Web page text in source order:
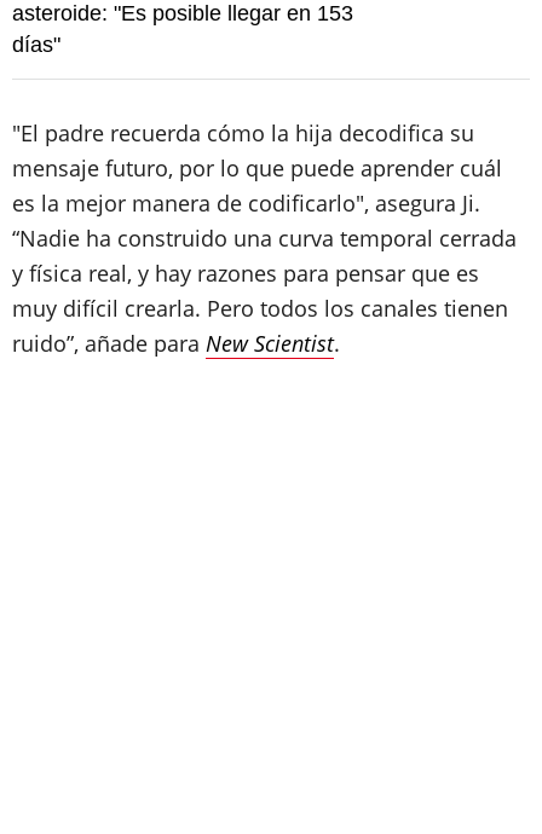
asteroide: "Es posible llegar en 153
días"
"El padre recuerda cómo la hija decodifica su
mensaje futuro, por lo que puede aprender cuál
es la mejor manera de codificarlo", asegura Ji.
“Nadie ha construido una curva temporal cerrada
y física real, y hay razones para pensar que es
muy difícil crearla. Pero todos los canales tienen
ruido”, añade para New Scientist.